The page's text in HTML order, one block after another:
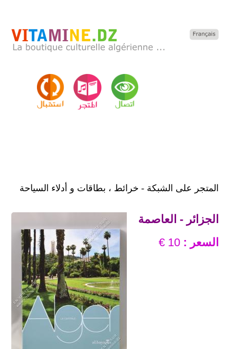
المتجر على الشبكة - خرائط ، بطاقات و أدلاء السياحة
الجزائر - العاصمة
السعر : 10 €